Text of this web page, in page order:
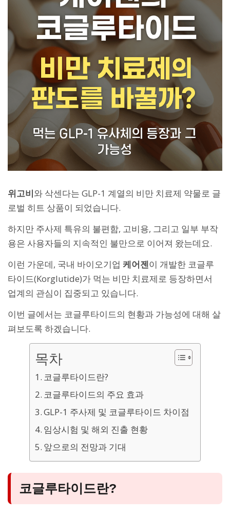
위고비와 삭센다는 GLP-1 계열의 비만 치료제 약물로 글
로벌 히트 상품이 되었습니다.
하지만 주사제 특유의 불편함, 고비용, 그리고 일부 부작
용은 사용자들의 지속적인 불만으로 이어져 왔는데요.
이런 가운데, 국내 바이오기업 케어젠이 개발한 코글루
타이드(Korglutide)가 먹는 비만 치료제로 등장하면서
업계의 관심이 집중되고 있습니다.
이번 글에서는 코글루타이드의 현황과 가능성에 대해 살
펴보도록 하겠습니다.
목차
코글루타이드란?
코글루타이드의 주요 효과
GLP-1 주사제 및 코글루타이드 차이점
임상시험 및 해외 진출 현황
앞으로의 전망과 기대
코글루타이드란?